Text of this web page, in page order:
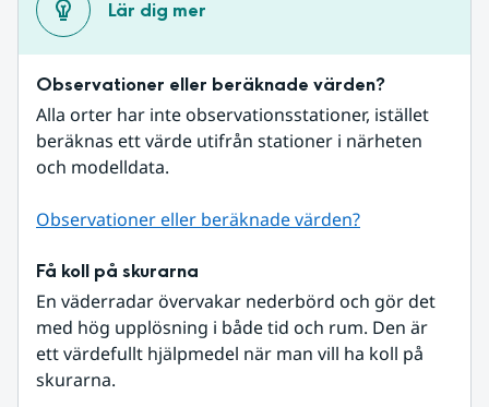
Lär dig mer
Observationer eller beräknade värden?
Alla orter har inte observationsstationer, istället
beräknas ett värde utifrån stationer i närheten
och modelldata.
Observationer eller beräknade värden?
Få koll på skurarna
En väderradar övervakar nederbörd och gör det
med hög upplösning i både tid och rum. Den är
ett värdefullt hjälpmedel när man vill ha koll på
skurarna.